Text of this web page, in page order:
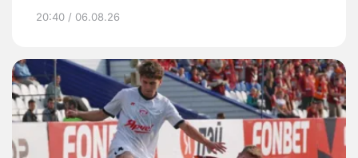
20:40 / 06.08.26